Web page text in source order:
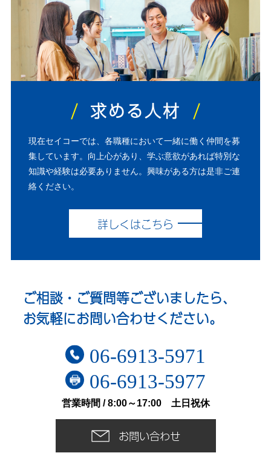
求める人材
現在セイコーでは、各職種において一緒に働く仲間を募
集しています。向上心があり、学ぶ意欲があれば特別な
知識や経験は必要ありません。興味がある方は是非ご連
絡ください。
詳しくはこちら
ご相談・ご質問等ございましたら、
お気軽にお問い合わせください。
06-6913-5971
06-6913-5977
営業時間 / 8:00～17:00 土日祝休
お問い合わせ